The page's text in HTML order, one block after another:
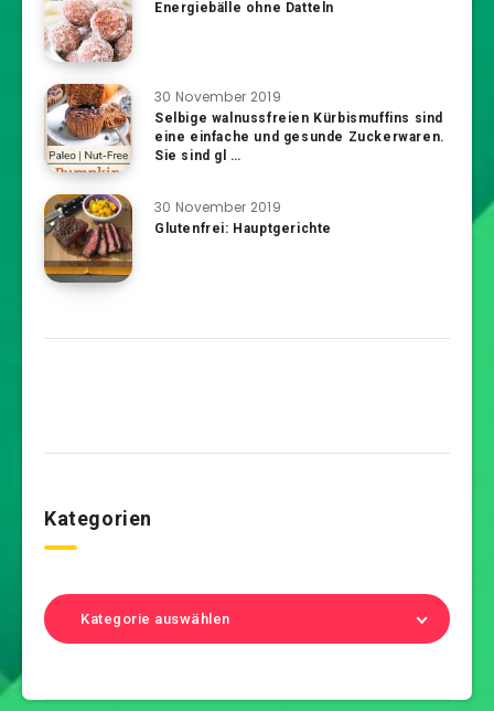
Energiebälle ohne Datteln
30 November 2019
Selbige walnussfreien Kürbismuffins sind
eine einfache und gesunde Zuckerwaren.
Sie sind gl …
30 November 2019
Glutenfrei: Hauptgerichte
Kategorien
Kategorie auswählen